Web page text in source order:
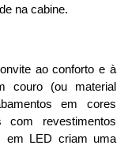
na cabine.
ao conforto e à
couro (ou material
em cores
com revestimentos
em LED criam uma